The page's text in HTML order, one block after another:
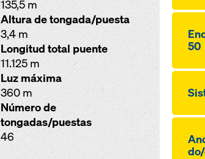
135,5 m
Altura de tongada/puesta
3,4 m
Longitud total puente
11.125 m
Luz máxima
360 m
Número de
tongadas/puestas
46
50